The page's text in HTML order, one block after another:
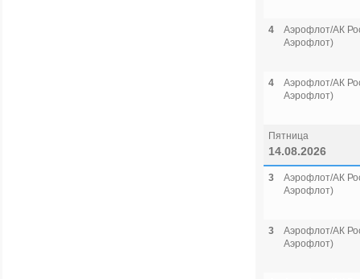
4
Аэрофлот/АК
Аэрофлот)
4
Аэрофлот/АК
Аэрофлот)
Пятница
14.08.2026
3
Аэрофлот/АК
Аэрофлот)
3
Аэрофлот/АК
Аэрофлот)